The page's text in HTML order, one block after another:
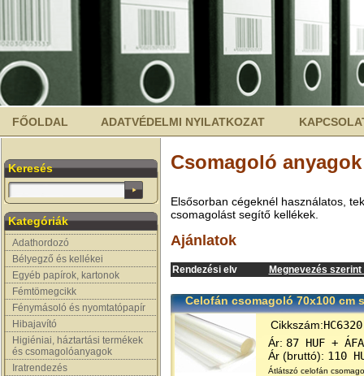
FŐOLDAL ADATVÉDELMI NYILATKOZAT
Keresés
Kategóriák
Adathordozó
Bélyegző és kellékei
Egyéb papírok, kartonok
Fémtömegcikk
Fénymásoló és nyomtatópapír
Hibajavító
Higiéniai, háztartási termékek
és csomagolóanyagok
Iratrendezés
Csomagoló anyagok
Elsősorban cégeknél használatos,
csomagolást segítő kellékek.
Ajánlatok
Rendezési elv Megnevezés szerint
Celofán csomagoló 70x100 cm
Cikkszám:HC6320
Ár: 87 HUF + ÁFA
Ár (bruttó): 110
Átlátszó celofán